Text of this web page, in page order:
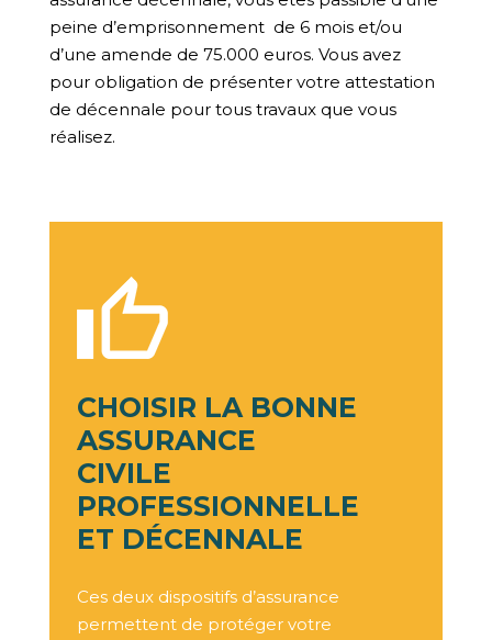
peine d’emprisonnement de 6 mois et/ou
d’une amende de 75.000 euros. Vous avez
pour obligation de présenter votre attestation
de décennale pour tous travaux que vous
réalisez.
CHOISIR LA BONNE
ASSURANCE
CIVILE
PROFESSIONNELLE
ET DÉCENNALE
Ces deux dispositifs d’assurance
permettent de protéger votre